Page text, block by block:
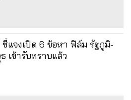
ชี้แจงเปิด 6 ข้อหา ฟิล์ม รัฐภูมิ-
เข้ารับทราบแล้ว